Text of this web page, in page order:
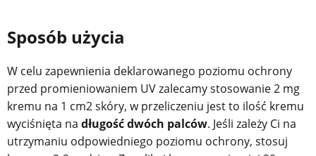
Sposób użycia
W celu zapewnienia deklarowanego poziomu ochrony
przed promieniowaniem UV zalecamy stosowanie 2 mg
kremu na 1 cm2skóry, w przeliczeniu jest to ilość kremu
wyciśnięta na długość dwóch palców. Jeśli zależy Ci na
utrzymaniu odpowiedniego poziomu ochrony, stosuj